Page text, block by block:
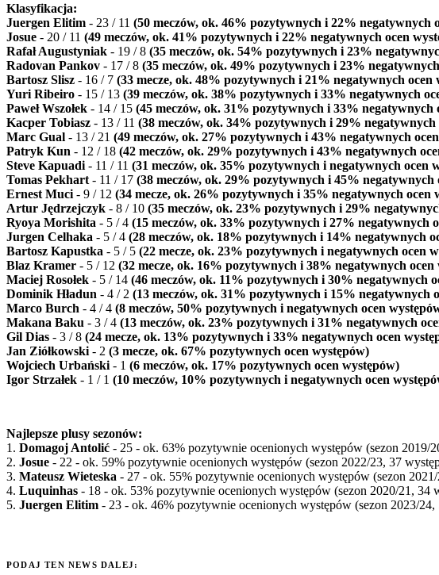
Klasyfikacja:
Juergen Elitim - 23 / 11 (50 meczów, ok. 46% pozytywnych i 22% negatywnych
Josue - 20 / 11 (49 meczów, ok. 41% pozytywnych i 22% negatywnych ocen
Rafał Augustyniak - 19 / 8 (35 meczów, ok. 54% pozytywnych i 23%
Radovan Pankov - 17 / 8 (35 meczów, ok. 49% pozytywnych i 23%
Bartosz Slisz - 16 / 7 (33 mecze, ok. 48% pozytywnych i 21% negatywnych ocen
Yuri Ribeiro - 15 / 13 (39 meczów, ok. 38% pozytywnych i 33% negatywnych
Paweł Wszołek - 14 / 15 (45 meczów, ok. 31% pozytywnych i 33% negatywnych
Kacper Tobiasz - 13 / 11 (38 meczów, ok. 34% pozytywnych i 29% negatywnych
Marc Gual - 13 / 21 (49 meczów, ok. 27% pozytywnych i 43% negatywnych
Patryk Kun - 12 / 18 (42 meczów, ok. 29% pozytywnych i 43% negatywnych
Steve Kapuadi - 11 / 11 (31 meczów, ok. 35% pozytywnych i negatywnych ocen
Tomas Pekhart - 11 / 17 (38 meczów, ok. 29% pozytywnych i 45% negatywnych
Ernest Muci - 9 / 12 (34 mecze, ok. 26% pozytywnych i 35% negatywnych ocen
Artur Jędrzejczyk - 8 / 10 (35 meczów, ok. 23% pozytywnych i 29%
Ryoya Morishita - 5 / 4 (15 meczów, ok. 33% pozytywnych i 27% negatywnych
Jurgen Celhaka - 5 / 4 (28 meczów, ok. 18% pozytywnych i 14% negatywnych
Bartosz Kapustka - 5 / 5 (22 mecze, ok. 23% pozytywnych i negatywnych ocen
Blaz Kramer - 5 / 12 (32 mecze, ok. 16% pozytywnych i 38% negatywnych ocen
Maciej Rosołek - 5 / 14 (46 meczów, ok. 11% pozytywnych i 30% negatywnych
Dominik Hładun - 4 / 2 (13 meczów, ok. 31% pozytywnych i 15% negatywnych
Marco Burch - 4 / 4 (8 meczów, 50% pozytywnych i negatywnych ocen
Makana Baku - 3 / 4 (13 meczów, ok. 23% pozytywnych i 31% negatywnych
Gil Dias - 3 / 8 (24 mecze, ok. 13% pozytywnych i 33% negatywnych ocen
Jan Ziółkowski - 2 (3 mecze, ok. 67% pozytywnych ocen występów)
Wojciech Urbański - 1 (6 meczów, ok. 17% pozytywnych ocen występów)
Igor Strzałek - 1 / 1 (10 meczów, 10% pozytywnych i negatywnych ocen
Najlepsze plusy sezonów:
1. Domagoj Antolić - 25 - ok. 63% pozytywnie ocenionych występów (sezon 2019/
2. Josue - 22 - ok. 59% pozytywnie ocenionych występów (sezon 2022/23, 37
3. Mateusz Wieteska - 27 - ok. 55% pozytywnie ocenionych występów (sezon
4. Luquinhas - 18 - ok. 53% pozytywnie ocenionych występów (sezon 2020/21, 34
5. Juergen Elitim - 23 - ok. 46% pozytywnie ocenionych występów (sezon 2023/
PODAJ TEN NEWS DALEJ: